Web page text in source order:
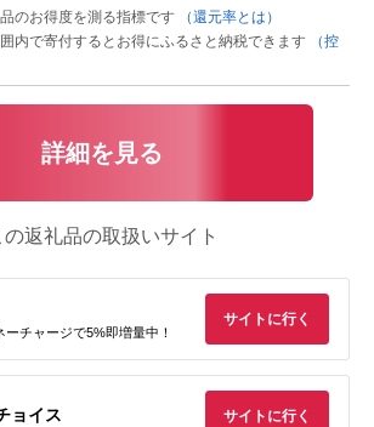
のお得度を測る指標です
（還元率とは）
内で寄付するとお得にふるさと納税できます
（控
詳細を見る
の返礼品の取扱いサイト
ーチャージで5%即増量中！
サイトに行く
ョイス サイトに行く